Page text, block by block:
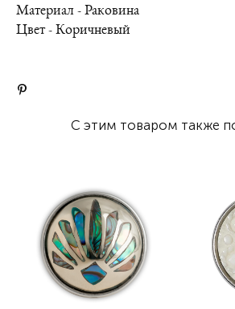
Материал - Раковина
Цвет - Коричневый
С этим товаром также